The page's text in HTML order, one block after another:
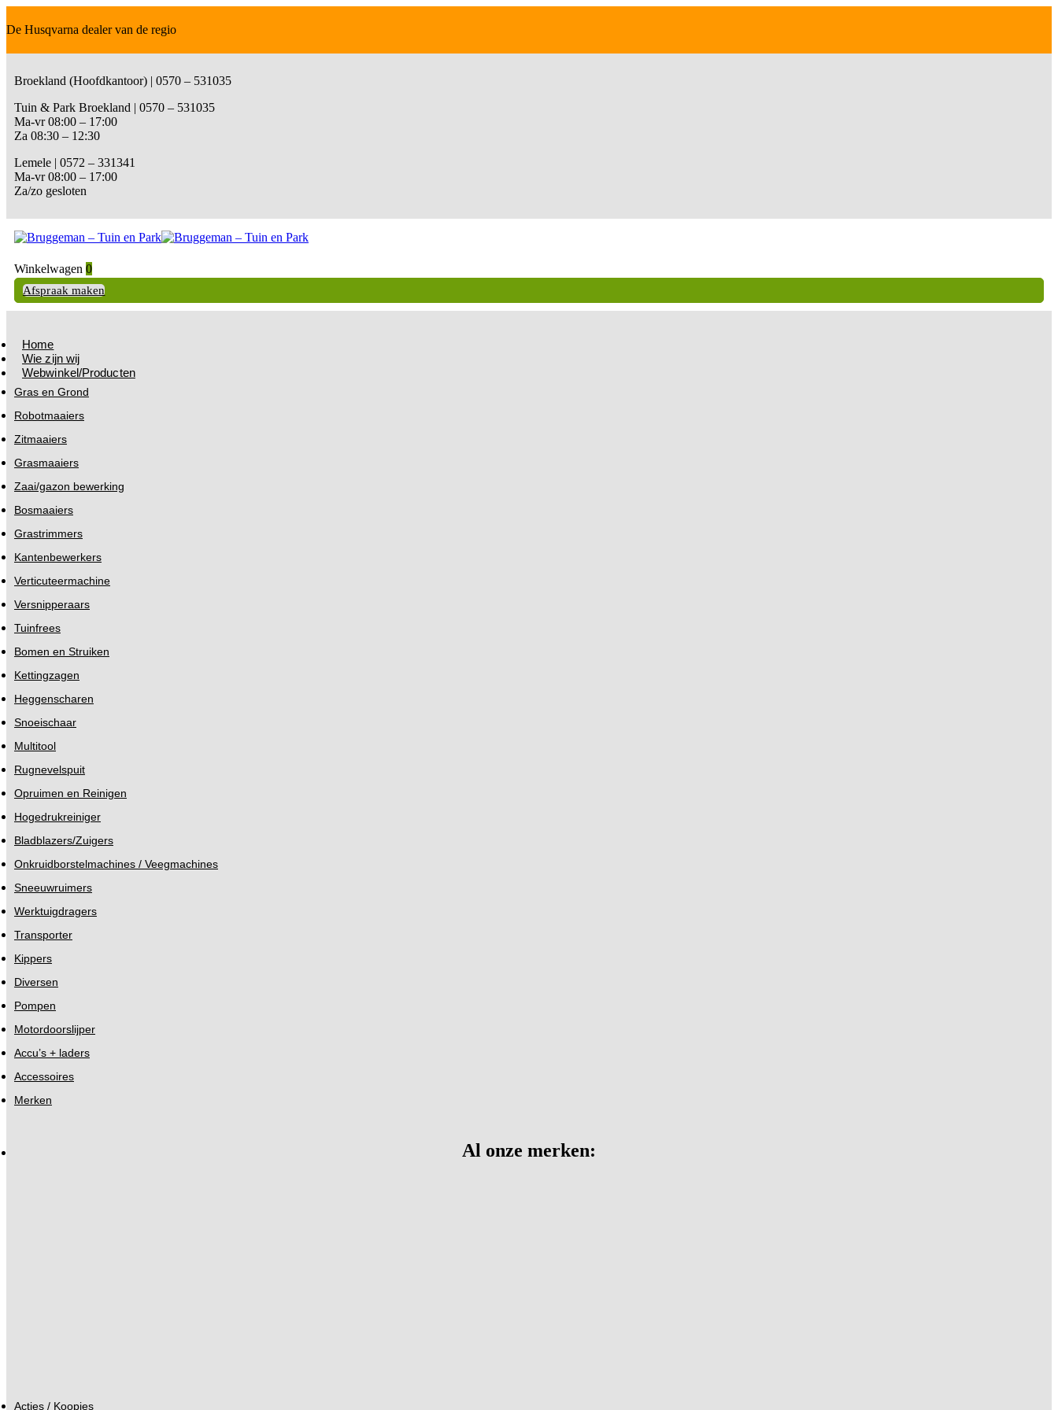
De Husqvarna dealer van de regio
Broekland (Hoofdkantoor) | 0570 – 531035
Tuin & Park Broekland | 0570 – 531035
Ma-vr 08:00 – 17:00
Za 08:30 – 12:30
Lemele | 0572 – 331341
Ma-vr 08:00 – 17:00
Za/zo gesloten
Winkelwagen 0
Afspraak maken
Home
Wie zijn wij
Webwinkel/Producten
Gras en Grond
Robotmaaiers
Zitmaaiers
Grasmaaiers
Zaai/gazon bewerking
Bosmaaiers
Grastrimmers
Kantenbewerkers
Verticuteermachine
Versnipperaars
Tuinfrees
Bomen en Struiken
Kettingzagen
Heggenscharen
Snoeischaar
Multitool
Rugnevelspuit
Opruimen en Reinigen
Hogedrukreiniger
Bladblazers/Zuigers
Onkruidborstelmachines / Veegmachines
Sneeuwruimers
Werktuigdragers
Transporter
Kippers
Diversen
Pompen
Motordoorslijper
Accu’s + laders
Accessoires
Merken
Al onze merken:
Acties / Koopjes